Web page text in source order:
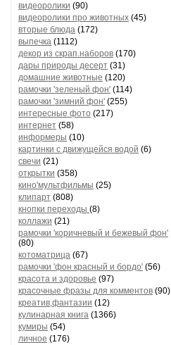
видеоролики (90)
видеоролики про животных (45)
вторые блюда (172)
выпечка (1112)
декор из скрап.наборов (170)
дары природы десерт (31)
домашние животные (120)
рамочки 'зеленый фон' (114)
рамочки 'зимний фон' (255)
интересные фото (217)
интернет (58)
информеры (10)
картинки с движущейся водой (6)
свечи (21)
открытки (358)
кино'мультфильмы (25)
клипарт (808)
кнопки переходы (8)
коллажи (21)
рамочки 'коричневый и бежевый фон'
(80)
котоматрица (67)
рамочки 'фон красный и бордо' (56)
красота и здоровье (97)
красочные фразы для комментов (90)
креатив,фантазии (12)
кулинарная книга (1366)
кумиры (54)
личное (176)